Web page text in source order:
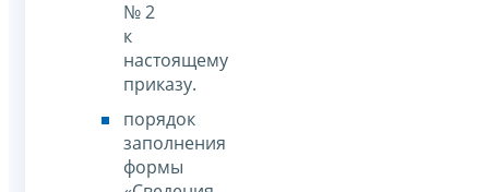
№ 2
к
настоящему
приказу.
порядок
заполнения
формы